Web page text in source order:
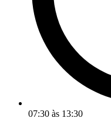
07:30 às 13:30